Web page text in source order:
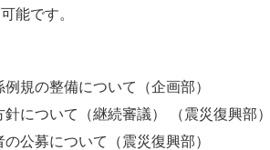
能です。
規の整備について（企画部）
について（継続審議） （震災復興部）
公募について（震災復興部）